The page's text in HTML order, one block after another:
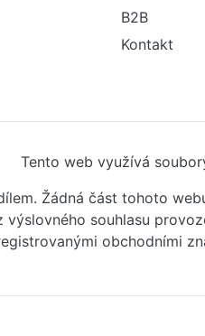
B2B
Kontakt
Tento web využívá
Žádná část tohoto
souhlasu
obchodními